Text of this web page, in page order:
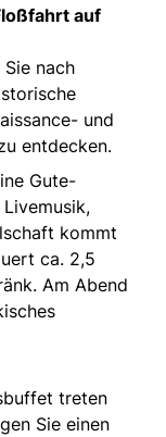
auf
nach
und
entdecken.
Gute-
kommt
ca. 2,5
Am Abend
treten
Sie einen